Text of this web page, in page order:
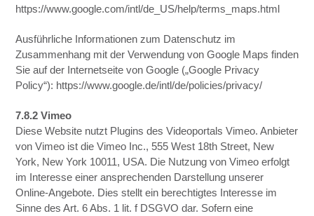
https://www.google.com/intl/de_US/help/terms_maps.html
Ausführliche Informationen zum Datenschutz im
Zusammenhang mit der Verwendung von Google Maps finden
Sie auf der Internetseite von Google („Google Privacy
Policy“): https://www.google.de/intl/de/policies/privacy/
7.8.2 Vimeo
Diese Website nutzt Plugins des Videoportals Vimeo. Anbieter
von Vimeo ist die Vimeo Inc., 555 West 18th Street, New
York, New York 10011, USA. Die Nutzung von Vimeo erfolgt
im Interesse einer ansprechenden Darstellung unserer
Online-Angebote. Dies stellt ein berechtigtes Interesse im
Sinne des Art. 6 Abs. 1 lit. f DSGVO dar. Sofern eine